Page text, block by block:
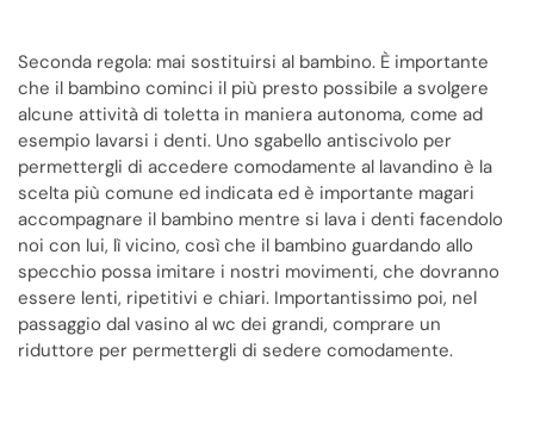
Seconda regola: mai sostituirsi al bambino. È importante
che il bambino cominci il più presto possibile a svolgere
alcune attività di toletta in maniera autonoma, come ad
esempio lavarsi i denti. Uno sgabello antiscivolo per
permettergli di accedere comodamente al lavandino è la
scelta più comune ed indicata ed è importante magari
accompagnare il bambino mentre si lava i denti facendolo
noi con lui, lì vicino, così che il bambino guardando allo
specchio possa imitare i nostri movimenti, che dovranno
essere lenti, ripetitivi e chiari. Importantissimo poi, nel
passaggio dal vasino al wc dei grandi, comprare un
riduttore per permettergli di sedere comodamente.